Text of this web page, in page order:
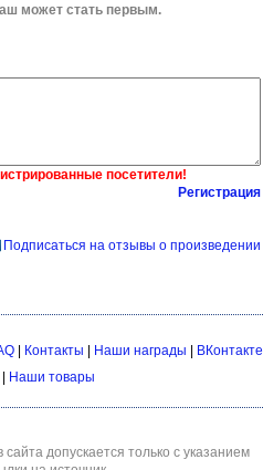
может стать первым.
посетители!
Регистрация
Подписаться на отзывы о произведении
| Контакты | Наши награды | ВКонтакте
| Наши товары
допускается только с указанием